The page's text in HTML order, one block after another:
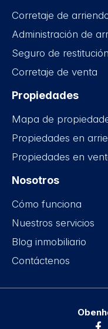
Corretaje de
Administración de
Seguro de restitución
Corretaje de venta
Propiedades
Mapa de
Propiedades en
Propiedades en
Nosotros
Cómo funciona
Nuestros servicios
Blog inmobiliario
Contáctenos